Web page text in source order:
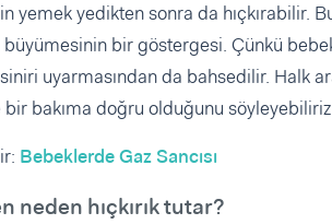
yemek yedikten sonra da hıçkırabilir.
büyümesinin bir göstergesi. Çünkü
siniri uyarmasından da bahsedilir. Halk
bir bakıma doğru olduğunu
Bebeklerde Gaz Sancısı
neden hıçkırık tutar?